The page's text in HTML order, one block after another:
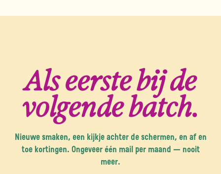
Als eerste bij de
volgende batch.
Nieuwe smaken, een kijkje achter de schermen, en af en
toe kortingen. Ongeveer één mail per maand — nooit
meer.